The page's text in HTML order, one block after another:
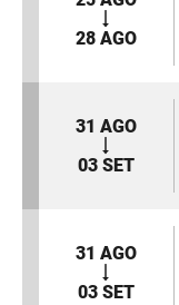
28 AGO
31 AGO
03 SET
31 AGO
03 SET